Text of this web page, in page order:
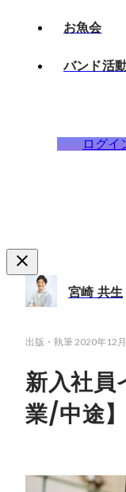
お魚会
バンド活
ログイ
宮崎 共生
出版・執筆2020年12月
新入社員
業/中途